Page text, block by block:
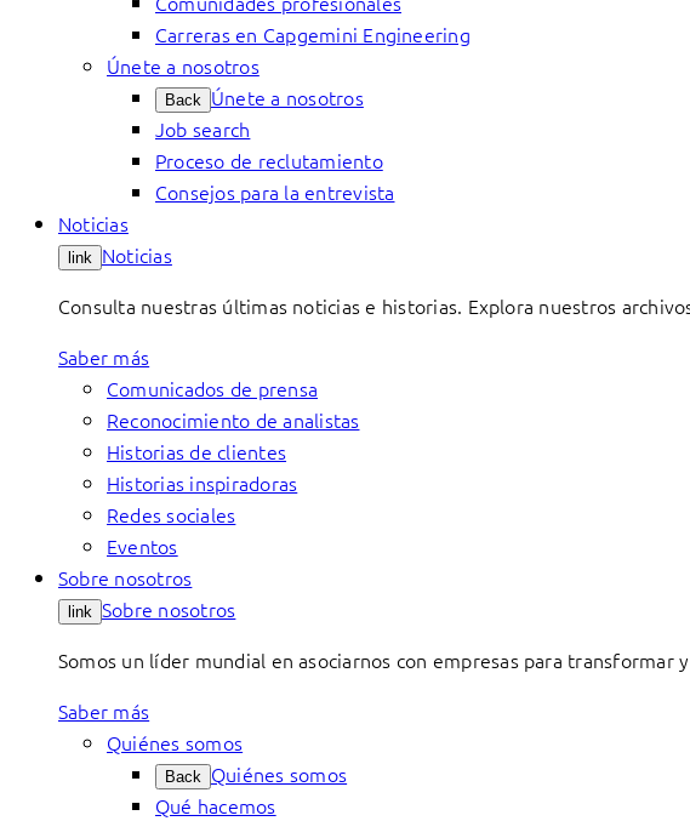
Carreras en Capgemini Engineering
Únete a nosotros
Back Únete a nosotros
Job search
Proceso de reclutamiento
Consejos para la entrevista
Noticias
link Noticias
Consulta nuestras últimas noticias e historias. Explora nuestros
Saber más
Comunicados de prensa
Reconocimiento de analistas
Historias de clientes
Historias inspiradoras
Redes sociales
Eventos
Sobre nosotros
link Sobre nosotros
Somos un líder mundial en asociarnos con empresas para
Saber más
Quiénes somos
Back Quiénes somos
Qué hacemos